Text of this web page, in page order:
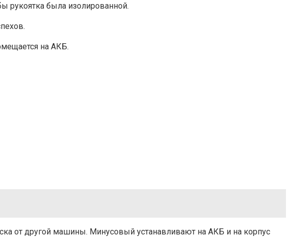
рукоятка была изолированной.
на АКБ.
от другой машины. Минусовый устанавливают на АКБ и на корпус